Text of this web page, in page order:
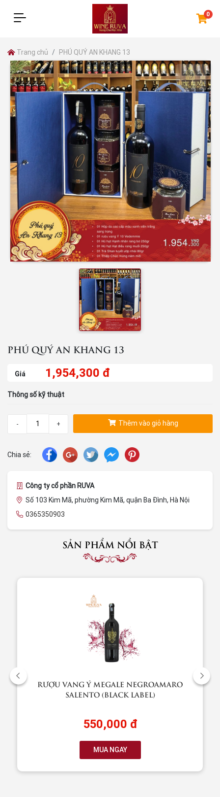
0
Trang chủ PHÚ QUÝ AN KHANG 13
PHÚ QUÝ AN KHANG 13
Giá 1,954,300 đ
Thông số kỹ thuật
- + Thêm vào giỏ hàng
Chia sẻ:
Công ty cổ phần RUVA
Số 103 Kim Mã, phường Kim Mã, quận Ba Đình, Hà Nội
0365350903
SẢN PHẨM NỔI BẬT
RƯỢU VANG Ý MEGALE NEGROAMARO
SALENTO (BLACK LABEL)
550,000 đ
MUA NGAY